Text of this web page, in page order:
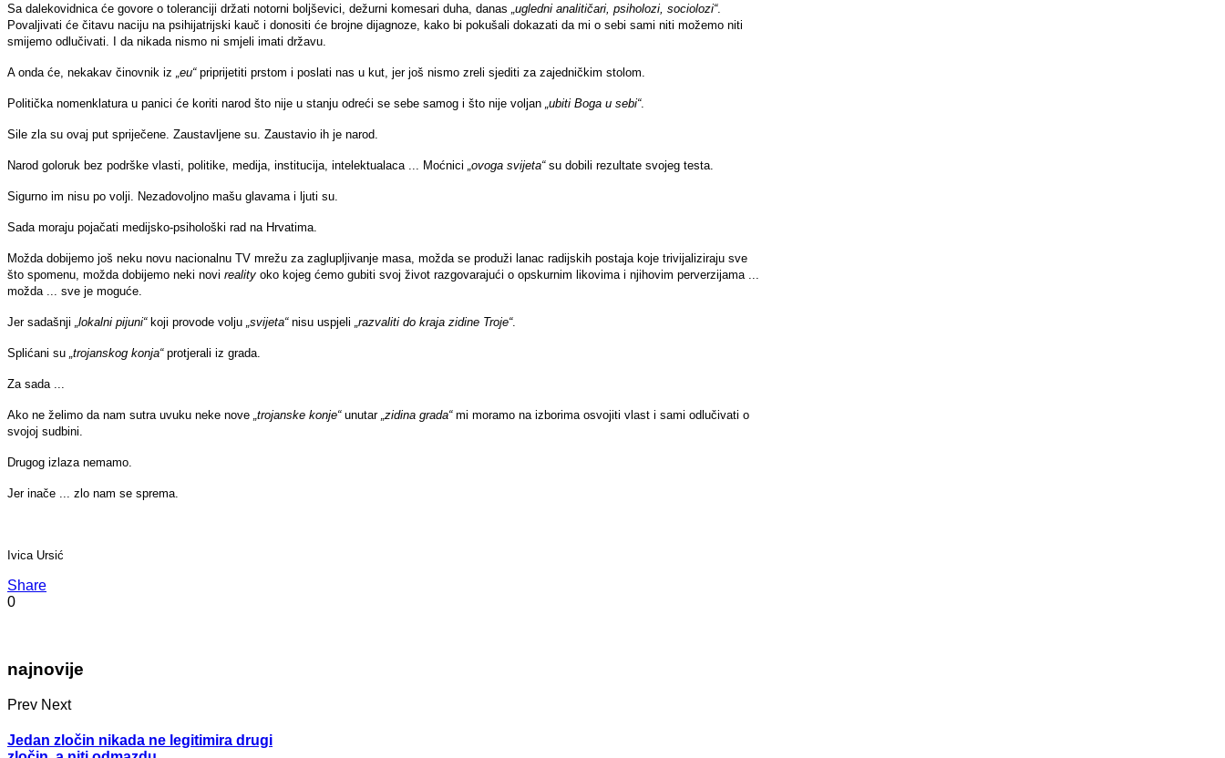
Sa dalekovidnica će govore o toleranciji držati notorni boljševici, dežurni komesari duha, danas „ugledni analitičari, psiholozi, sociolozi“.
Povaljivati će čitavu naciju na psihijatrijski kauč i donositi će brojne dijagnoze, kako bi pokušali dokazati da mi o sebi sami niti možemo niti
smijemo odlučivati. I da nikada nismo ni smjeli imati državu.
A onda će, nekakav činovnik iz „eu“priprijetiti prstom i poslati nas u kut, jer još nismo zreli sjediti za zajedničkim stolom.
Politička nomenklatura u panici će koriti narod što nije u stanju odreći se sebe samog i što nije voljan „ubiti Boga u sebi“.
Sile zla su ovaj put spriječene. Zaustavljene su. Zaustavio ih je narod.
Narod goloruk bez podrške vlasti, politike, medija, institucija, intelektualaca ... Moćnici „ovoga svijeta“ su dobili rezultate svojeg testa.
Sigurno im nisu po volji. Nezadovoljno mašu glavama i ljuti su.
Sada moraju pojačati medijsko-psihološki rad na Hrvatima.
Možda dobijemo još neku novu nacionalnu TV mrežu za zaglupljivanje masa, možda se produži lanac radijskih postaja koje trivijaliziraju sve
što spomenu, možda dobijemo neki novi reality oko kojeg ćemo gubiti svoj život razgovarajući o opskurnim likovima i njihovim perverzijama ...
možda ... sve je moguće.
Jer sadašnji „lokalni pijuni“koji provode volju „svijeta“nisu uspjeli „razvaliti do kraja zidine Troje“.
Splićani su „trojanskog konja“protjerali iz grada.
Za sada ...
Ako ne želimo da nam sutra uvuku neke nove „trojanske konje“unutar „zidina grada“mi moramo na izborima osvojiti vlast i sami odlučivati o
svojoj sudbini.
Drugog izlaza nemamo.
Jer inače ... zlo nam se sprema.
Ivica Ursić
Share
0
najnovije
Prev Next
Jedan zločin nikada ne legitimira drugi